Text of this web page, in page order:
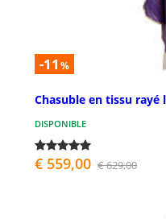
-11 %
Chasuble en tissu rayé
DISPONIBLE
€ 559,00 € 629,00